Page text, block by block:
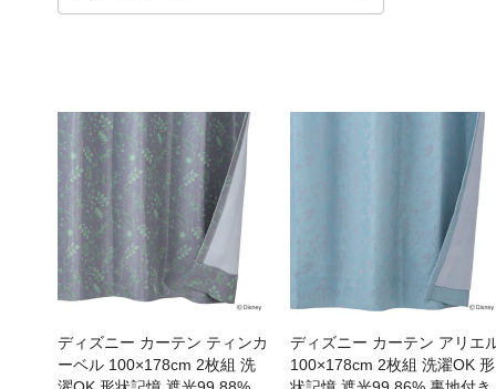
ディズニー カーテン ティンカ
ーベル 100×178cm 2枚組 洗
ディズニー カーテン アリエ
100×178cm 2枚組 洗濯OK 形